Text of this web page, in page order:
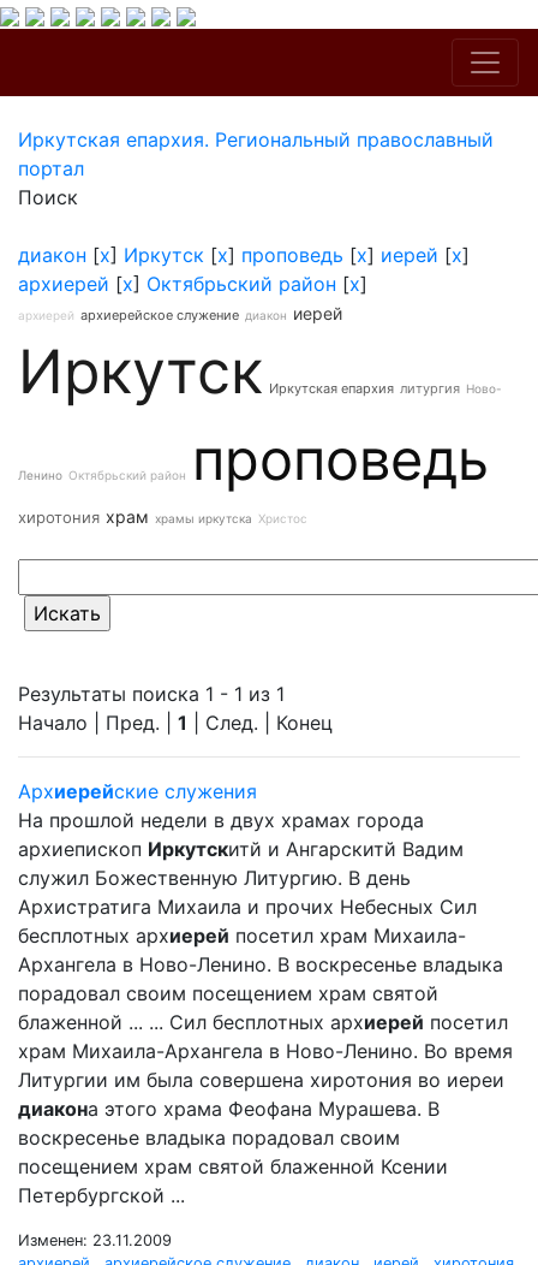
Иркутская епархия. Региональный православный
портал
Поиск
диакон [x] Иркутск [x] проповедь [x] иерей [x]
архиерей [x] Октябрьский район [x]
архиерей архиерейское служение диакон иерей
Иркутск Иркутская епархия литургия Ново-
Ленино Октябрьский район проповедь
хиротония храм храмы иркутска Христос
Результаты поиска 1 - 1 из 1
Начало | Пред. | 1 | След. | Конец
Архиерейские служения
На прошлой недели в двух храмах города
архиепископ Иркутскитй и Ангарскитй Вадим
служил Божественную Литургию. В день
Архистратига Михаила и прочих Небесных Сил
бесплотных архиерей посетил храм Михаила-
Архангела в Ново-Ленино. В воскресенье владыка
порадовал своим посещением храм святой
блаженной ... ... Сил бесплотных архиерей посетил
храм Михаила-Архангела в Ново-Ленино. Во время
Литургии им была совершена хиротония во иереи
диакона этого храма Феофана Мурашева. В
воскресенье владыка порадовал своим
посещением храм святой блаженной Ксении
Петербургской ...
Изменен: 23.11.2009